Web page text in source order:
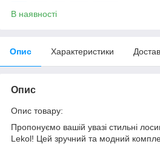
В наявності
Опис Характеристики
Опис
Опис товару:
Пропонуємо вашій увазі стильні
Lekol! Цей зручний та модний